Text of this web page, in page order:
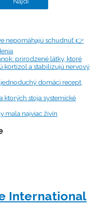
nepomáhajú schudnúť 👉
prirodzené látky, ktoré
kortizol a stabilizujú nervový
domáci recept,
ktorých stoja systemické
mala najviac živín
International